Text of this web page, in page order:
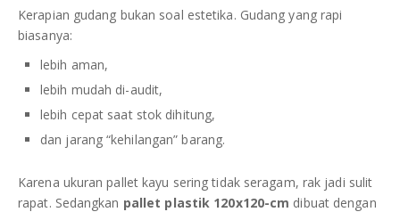
Kerapian gudang bukan soal estetika. Gudang yang rapi
biasanya:
lebih aman,
lebih mudah di-audit,
lebih cepat saat stok dihitung,
dan jarang “kehilangan” barang.
Karena ukuran pallet kayu sering tidak seragam, rak jadi sulit
rapat. Sedangkan pallet plastik 120x120-cm dibuat dengan